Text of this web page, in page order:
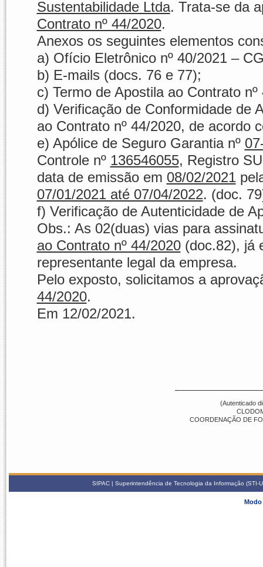
Sustentabilidade Ltda. Trata-se da
Contrato nº 44/2020.
Anexos os seguintes elementos
a) Ofício Eletrônico nº 40/2021 –
b) E-mails (docs. 76 e 77);
c) Termo de Apostila ao Contrato nº
d) Verificação de Conformidade de
ao Contrato nº 44/2020, de acordo
e) Apólice de Seguro Garantianº
Controle nº 136546055, Registro
data de emissão em 08/02/2021
07/01/2021 até 07/04/2022. (doc.
f) Verificação de Autenticidade de
Obs.: As 02(duas) vias para
ao Contrato nº 44/2020(doc.82), já
representante legal da empresa.
Pelo exposto, solicitamos a
44/2020.
Em 12/02/2021.
(Autenticado
COORDENAÇÃO DE
SIPAC | Superintendência de Tecnologia da Informação
Modo